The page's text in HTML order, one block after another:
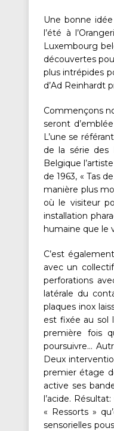
Une bonne
l’été à
Luxembourg
découvertes
plus intrépides
d’Ad Reinhardt
Commençons
seront
L’une se
de la série des
Belgique
de 1963, « Tas
manière plus
où le visiteur
installation
humaine que le
C’est
avec un
perforations
latérale du
plaques inox
est fixée au sol
première fois
poursuivre…
Deux
premier étage
active ses
l’acide.
« Ressorts »
sensorielles